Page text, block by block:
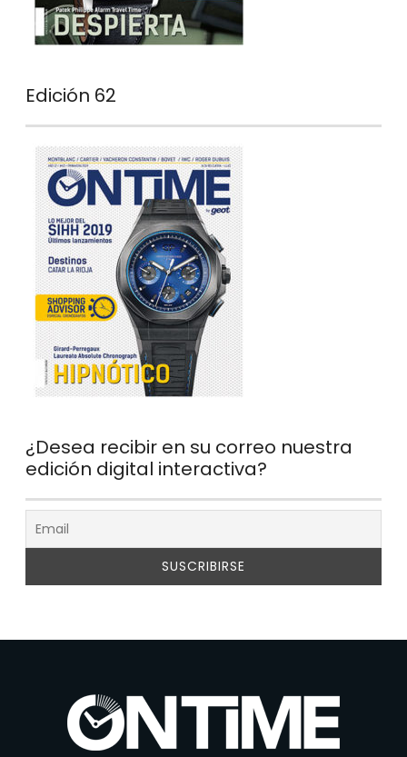
Edición 62
¿Desea recibir en su correo nuestra
edición digital interactiva?